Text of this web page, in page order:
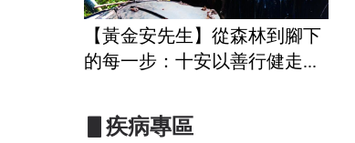
【黃金安先生】從森林到腳下
的每一步：十安以善行健走...
▋疾病專區